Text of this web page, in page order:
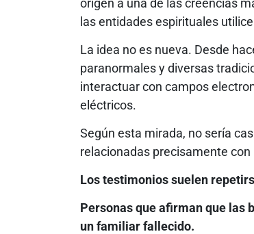
origen a una de las creencias
las entidades espirituales
La idea no es nueva. Desde
paranormales y diversas
interactuar con campos
eléctricos.
Según esta mirada, no sería
relacionadas precisamente
Los testimonios suelen
Personas que afirman que las
un familiar fallecido.